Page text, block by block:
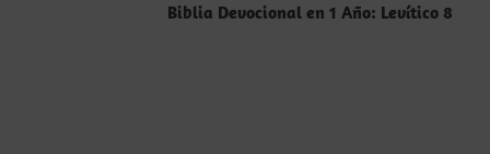
Biblia Devocional en 1 Año: Levítico 8